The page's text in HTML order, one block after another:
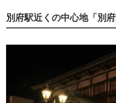
別府駅近くの中心地「別